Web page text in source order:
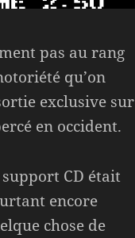
pas au rang
qu’on
exclusive sur
en occident.
CD était
encore
chose de